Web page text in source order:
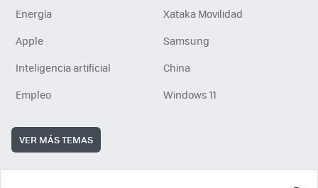
Energía
Xataka Movilidad
Apple
Samsung
Inteligencia artificial
China
Empleo
Windows 11
VER MÁS TEMAS